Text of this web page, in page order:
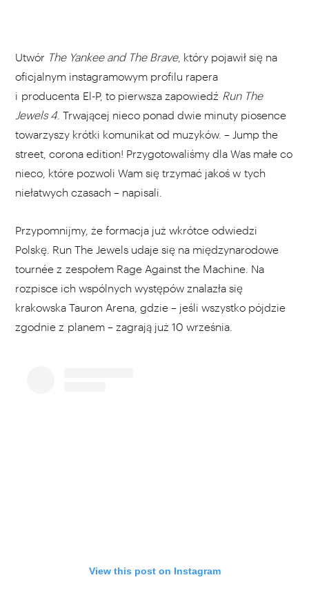
Utwór The Yankee and The Brave, który pojawił się na
oficjalnym instagramowym profilu rapera
i producenta El-P, to pierwsza zapowiedź Run The
Jewels 4 . Trwającej nieco ponad dwie minuty piosence
towarzyszy krótki komunikat od muzyków. – Jump the
street, corona edition! Przygotowaliśmy dla Was małe co
nieco, które pozwoli Wam się trzymać jakoś w tych
niełatwych czasach – napisali.
Przypomnijmy, że formacja już wkrótce odwiedzi
Polskę. Run The Jewels udaje się na międzynarodowe
tournée z zespołem Rage Against the Machine. Na
rozpisce ich wspólnych występów znalazła się
krakowska Tauron Arena, gdzie – jeśli wszystko pójdzie
zgodnie z planem – zagrają już 10 września.
View this post on Instagram